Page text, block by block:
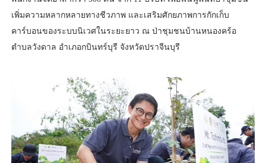
เพิ่มความหลากหลายทางชีวภาพ และเสริมศักยภาพการกักเก็บ
คาร์บอนของระบบนิเวศในระยะยาว ณ ป่าชุมชนบ้านหนองคร้อ
ตำบลวังดาล อำเภอกบินทร์บุรี จังหวัดปราจีนบุรี